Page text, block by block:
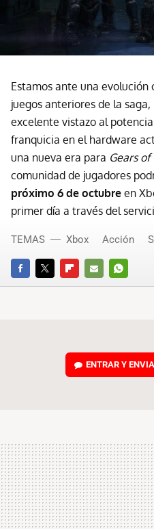
Estamos ante una
juegos anteriores de la
excelente vistazo al
franquicia en el hardware
una nueva era para Gears of
comunidad de jugadores
próximo 6 de octubre en
primer día a través del
FACEBOOKTWITTERFLIPBOARD
E-
TEMAS Xbox Acción
ENTRAR Y